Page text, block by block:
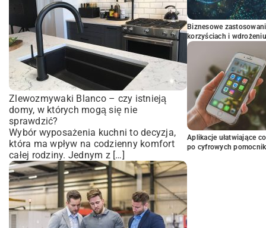
Zlewozmywaki Blanco – czy istnieją
domy, w których mogą się nie
sprawdzić?
Wybór wyposażenia kuchni to decyzja,
która ma wpływ na codzienny komfort
całej rodziny. Jednym z […]
Biznesowe
korzyściach i wdrożeniu
Aplikacje ułatwiające
po cyfrowych